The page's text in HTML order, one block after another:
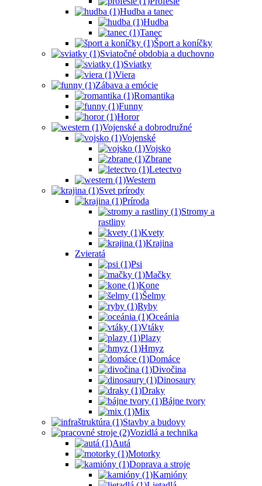
Hudba a tanec
Hudba
Tanec
Šport a koníčky
Sviatočné obdobia a duchovno
Sviatky
Viera
Zábava a emócie
Romantika
Funny
Horor
Vojenské a dobrodružné
Vojenské
Vojsko
Zbrane
Letectvo
Western
Svet prírody
Príroda
Stromy a
rastliny
Kvety
Krajina
Zvieratá
Psi
Mačky
Kone
Šelmy
Ryby
Oceánia
Vtáky
Plazy
Hmyz
Domáce
Divočina
Dinosaury
Draky
Bájne tvory
Mix
Stavby a budovy
Vozidlá a technika
Autá
Motorky
Doprava a stroje
Kamióny